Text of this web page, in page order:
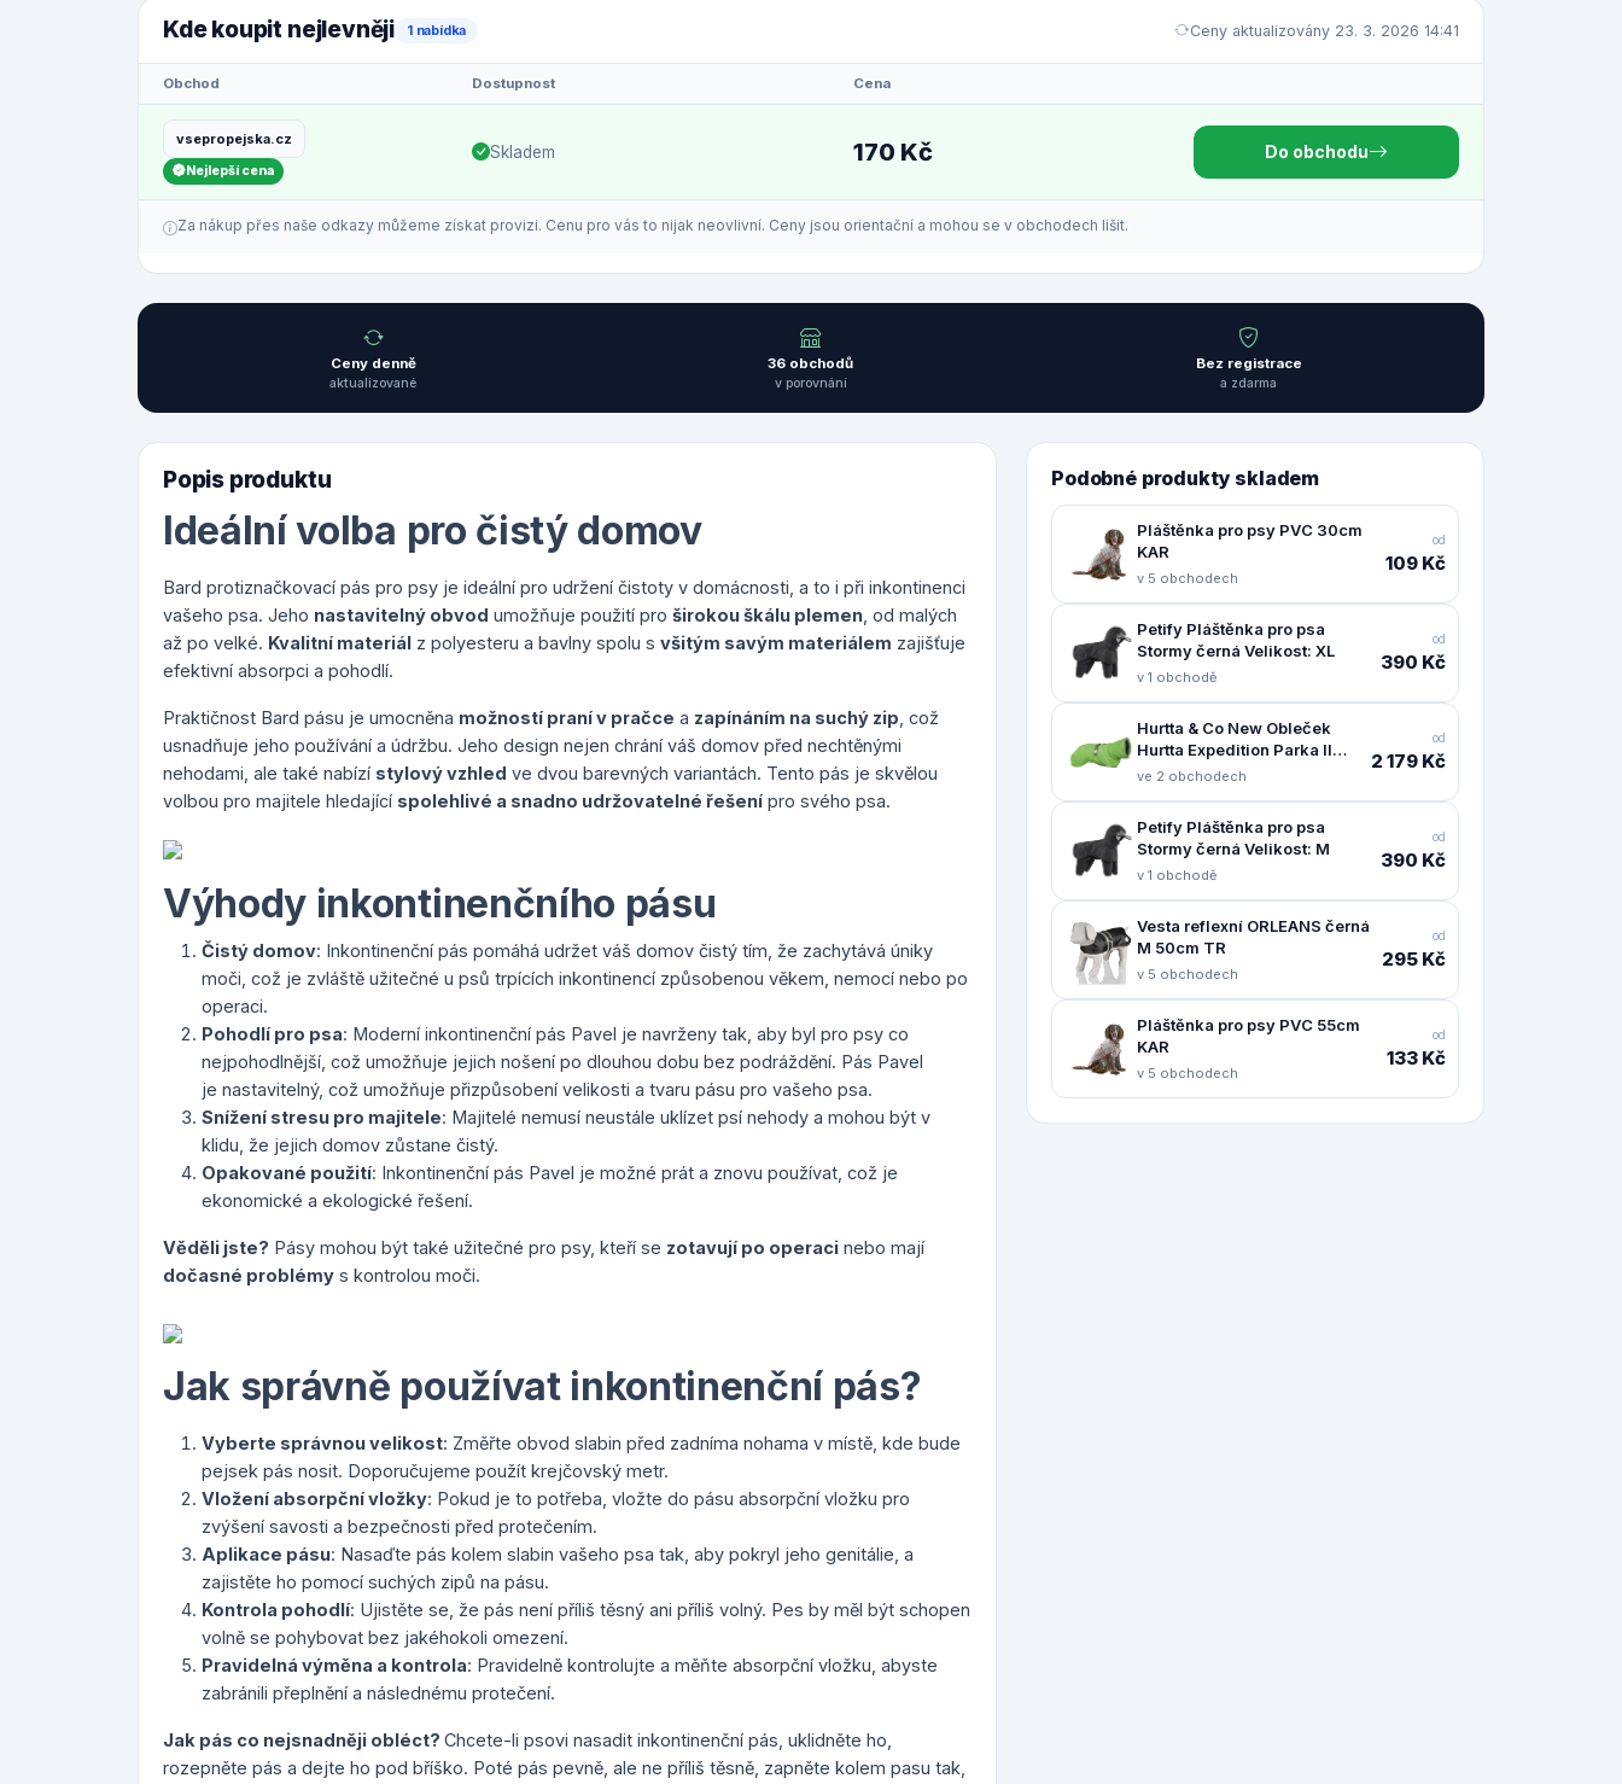
Kde koupit nejlevněji 1 nabídka Ceny aktualizovány 23. 3. 2026 14:41
Obchod Dostupnost Cena
vsepropejska.cz
Nejlepší cena
Skladem 170 Kč Do obchodu
Za nákup přes naše odkazy můžeme získat provizi. Cenu pro vás to nijak neovlivní. Ceny jsou orientační a mohou se v obchodech lišit.
Ceny denně
aktualizované
36 obchodů
v porovnání
Bez registrace
a zdarma
Popis produktu
Ideální volba pro čistý domov
Bard protiznačkovací pás pro psy je ideální pro udržení čistoty v domácnosti, a to i při inkontinenci
vašeho psa. Jeho nastavitelný obvod umožňuje použití pro širokou škálu plemen , od malých
až po velké. Kvalitní materiál z polyesteru a bavlny spolu s všitým savým materiálem zajišťuje
efektivní absorpci a pohodlí.
Praktičnost Bard pásu je umocněna možností praní v pračce a zapínáním na suchý zip , což
usnadňuje jeho používání a údržbu. Jeho design nejen chrání váš domov před nechtěnými
nehodami, ale také nabízí stylový vzhled ve dvou barevných variantách. Tento pás je skvělou
volbou pro majitele hledající spolehlivé a snadno udržovatelné řešení pro svého psa.
Výhody inkontinenčního pásu
Čistý domov: Inkontinenční pás pomáhá udržet váš domov čistý tím, že zachytává úniky
moči, což je zvláště užitečné u psů trpících inkontinencí způsobenou věkem, nemocí nebo po
operaci.
Pohodlí pro psa: Moderní inkontinenční pás Pavel je navrženy tak, aby byl pro psy co
nejpohodlnější, což umožňuje jejich nošení po dlouhou dobu bez podráždění. Pás Pavel
je nastavitelný, což umožňuje přizpůsobení velikosti a tvaru pásu pro vašeho psa.
Snížení stresu pro majitele: Majitelé nemusí neustále uklízet psí nehody a mohou být v
klidu, že jejich domov zůstane čistý.
Opakované použití: Inkontinenční pás Pavel je možné prát a znovu používat, což je
ekonomické a ekologické řešení.
Věděli jste? Pásy mohou být také užitečné pro psy, kteří se zotavují po operaci nebo mají
dočasné problémy s kontrolou moči.
Jak správně používat inkontinenční pás?
Vyberte správnou velikost: Změřte obvod slabin před zadníma nohama v místě, kde bude
pejsek pás nosit. Doporučujeme použít krejčovský metr.
Vložení absorpční vložky: Pokud je to potřeba, vložte do pásu absorpční vložku pro
zvýšení savosti a bezpečnosti před protečením.
Aplikace pásu: Nasaďte pás kolem slabin vašeho psa tak, aby pokryl jeho genitálie, a
zajistěte ho pomocí suchých zipů na pásu.
Kontrola pohodlí: Ujistěte se, že pás není příliš těsný ani příliš volný. Pes by měl být schopen
volně se pohybovat bez jakéhokoli omezení.
Pravidelná výměna a kontrola: Pravidelně kontrolujte a měňte absorpční vložku, abyste
zabránili přeplnění a následnému protečení.
Jak pás co nejsnadněji obléct? Chcete-li psovi nasadit inkontinenční pás, uklidněte ho,
rozepněte pás a dejte ho pod bříško. Poté pás pevně, ale ne příliš těsně, zapněte kolem pasu tak,
Podobné produkty skladem
Pláštěnka pro psy PVC 30cm
KAR
v 5 obchodech
od
109 Kč
Petify Pláštěnka pro psa
Stormy černá Velikost: XL
v 1 obchodě
od
390 Kč
Hurtta & Co New Obleček
Hurtta Expedition Parka II
petrželový 55
ve 2 obchodech
od
2 179 Kč
Petify Pláštěnka pro psa
Stormy černá Velikost: M
v 1 obchodě
od
390 Kč
Vesta reflexní ORLEANS černá
M 50cm TR
v 5 obchodech
od
295 Kč
Pláštěnka pro psy PVC 55cm
KAR
v 5 obchodech
od
133 Kč